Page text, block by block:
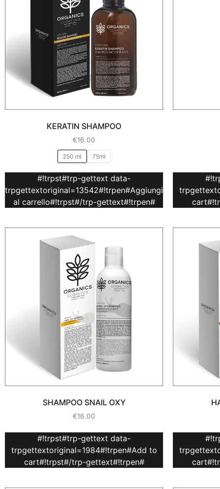
KERATIN SHAMPOO
€16.00
250 ml 75ml
#!trpst#trp-gettext data-
trpgettextoriginal=13542#!trpen#Aggiungi
al carrello#!trpst#/trp-gettext#!trpen#
SHAMPOO SNAIL OXY
€16.00
#!trpst#trp-gettext data-
trpgettextoriginal=1984#!trpen#Add to
cart#!trpst#/trp-gettext#!trpen#